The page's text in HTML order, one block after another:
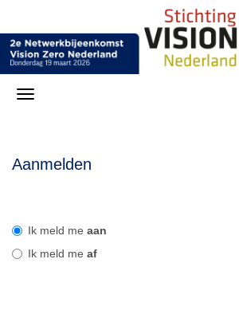
Aanmelden
Ik meld me aan
Ik meld me af